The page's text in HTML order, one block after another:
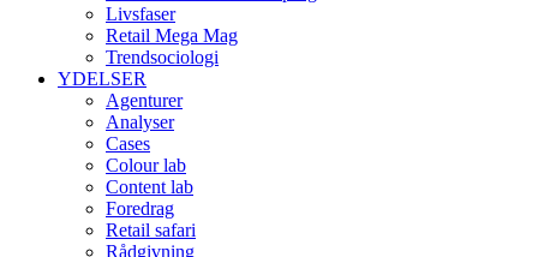
Livsfaser
Retail Mega Mag
Trendsociologi
YDELSER
Agenturer
Analyser
Cases
Colour lab
Content lab
Foredrag
Retail safari
Rådgivning